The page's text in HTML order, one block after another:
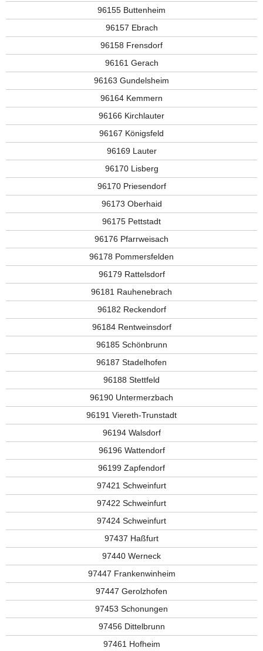
96155 Buttenheim
96157 Ebrach
96158 Frensdorf
96161 Gerach
96163 Gundelsheim
96164 Kemmern
96166 Kirchlauter
96167 Königsfeld
96169 Lauter
96170 Lisberg
96170 Priesendorf
96173 Oberhaid
96175 Pettstadt
96176 Pfarrweisach
96178 Pommersfelden
96179 Rattelsdorf
96181 Rauhenebrach
96182 Reckendorf
96184 Rentweinsdorf
96185 Schönbrunn
96187 Stadelhofen
96188 Stettfeld
96190 Untermerzbach
96191 Viereth-Trunstadt
96194 Walsdorf
96196 Wattendorf
96199 Zapfendorf
97421 Schweinfurt
97422 Schweinfurt
97424 Schweinfurt
97437 Haßfurt
97440 Werneck
97447 Frankenwinheim
97447 Gerolzhofen
97453 Schonungen
97456 Dittelbrunn
97461 Hofheim